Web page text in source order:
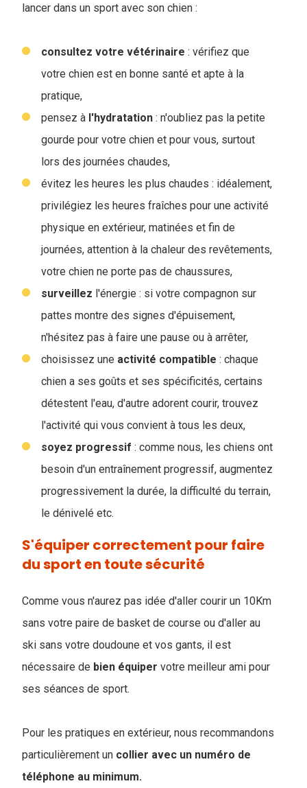
lancer dans un sport avec son chien :
consultez votre vétérinaire : vérifiez que
votre chien est en bonne santé et apte à la
pratique,
pensez à l'hydratation : n'oubliez pas la petite
gourde pour votre chien et pour vous, surtout
lors des journées chaudes,
évitez les heures les plus chaudes : idéalement,
privilégiez les heures fraîches pour une activité
physique en extérieur, matinées et fin de
journées, attention à la chaleur des revêtements,
votre chien ne porte pas de chaussures,
surveillez l'énergie : si votre compagnon sur
pattes montre des signes d'épuisement,
n'hésitez pas à faire une pause ou à arrêter,
choisissez une activité compatible : chaque
chien a ses goûts et ses spécificités, certains
détestent l'eau, d'autre adorent courir, trouvez
l'activité qui vous convient à tous les deux,
soyez progressif : comme nous, les chiens ont
besoin d'un entraînement progressif, augmentez
progressivement la durée, la difficulté du terrain,
le dénivelé etc.
S'équiper correctement pour faire
du sport en toute sécurité
Comme vous n'aurez pas idée d'aller courir un 10Km
sans votre paire de basket de course ou d'aller au
ski sans votre doudoune et vos gants, il est
nécessaire de bien équiper votre meilleur ami pour
ses séances de sport.
Pour les pratiques en extérieur, nous recommandons
particulièrement un collier avec un numéro de
téléphone au minimum.